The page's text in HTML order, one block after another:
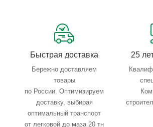
Быстрая доставка
Бережно доставляем
товары
по России. Оптимизируем
доставку, выбирая
оптимальный транспорт
от легковой до маза 20 тн
25